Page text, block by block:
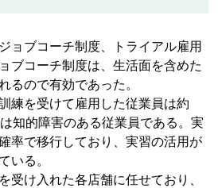
ョブコーチ制度、トライアル雇用
ブコーチ制度は、生活面を含めた
るので有効であった。
練を受けて雇用した従業員は約
知的障害のある従業員である。実
率で移行しており、実習の活用が
いる。
け入れた各店舗に任せており、